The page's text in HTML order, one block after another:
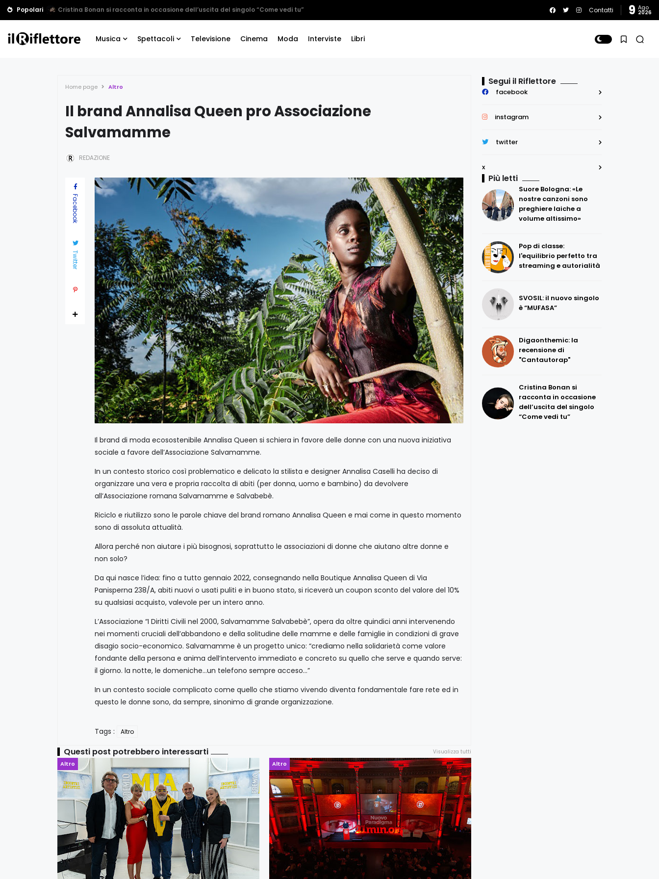
Popolari “Con te” è il nuovo singolo di Yuri Calisi Contatti 9 Ago
2026
Musica Spettacoli Televisione Cinema Moda Interviste Libri
Home page Altro
Il brand Annalisa Queen pro Associazione
Salvamamme
REDAZIONE
Il brand di moda ecosostenibile Annalisa Queen si schiera in favore delle donne con una nuova iniziativa
sociale a favore dell’Associazione Salvamamme.
In un contesto storico così problematico e delicato la stilista e designer Annalisa Caselli ha deciso di
organizzare una vera e propria raccolta di abiti (per donna, uomo e bambino) da devolvere
all’Associazione romana Salvamamme e Salvabebè.
Riciclo e riutilizzo sono le parole chiave del brand romano Annalisa Queen e mai come in questo momento
sono di assoluta attualità.
Allora perché non aiutare i più bisognosi, soprattutto le associazioni di donne che aiutano altre donne e
non solo?
Da qui nasce l’idea: fino a tutto gennaio 2022, consegnando nella Boutique Annalisa Queen di Via
Panisperna 238/A, abiti nuovi o usati puliti e in buono stato, si riceverà un coupon sconto del valore del 10%
su qualsiasi acquisto, valevole per un intero anno.
L’Associazione “I Diritti Civili nel 2000, Salvamamme Salvabebè”, opera da oltre quindici anni intervenendo
nei momenti cruciali dell’abbandono e della solitudine delle mamme e delle famiglie in condizioni di grave
disagio socio-economico. Salvamamme è un progetto unico: “crediamo nella solidarietà come valore
fondante della persona e anima dell’intervento immediato e concreto su quello che serve e quando serve:
il giorno. la notte, le domeniche…un telefono sempre acceso…”
In un contesto sociale complicato come quello che stiamo vivendo diventa fondamentale fare rete ed in
questo le donne sono, da sempre, sinonimo di grande organizzazione.
Tags : Altro
Facebook
Twitter
Questi post potrebbero interessarti Visualizza tutti
Altro Altro
Segui il Riflettore
facebook
instagram
twitter
x
Più letti
Suore Bologna: «Le
nostre canzoni sono
preghiere laiche a
volume altissimo»
Pop di classe:
l'equilibrio perfetto tra
streaming e autorialità
SVOSIL: il nuovo singolo
è “MUFASA”
Digaonthemic: la
recensione di
"Cantautorap"
Cristina Bonan si
racconta in occasione
dell’uscita del singolo
“Come vedi tu”